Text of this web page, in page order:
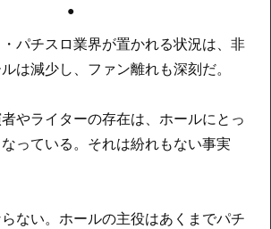
●
パチスロ業界が置かれる状況は、非
は減少し、ファン離れも深刻だ。
やライターの存在は、ホールにとっ
っている。それは紛れもない事実
ない。ホールの主役はあくまでパチ